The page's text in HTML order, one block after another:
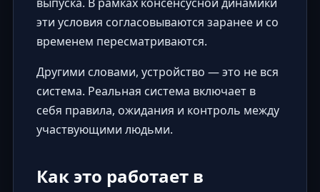
эти условия согласовываются заранее и со
временем пересматриваются.
Другими словами, устройство — это не вся
система. Реальная система включает в
себя правила, ожидания и контроль между
участвующими людьми.
Как это работает в